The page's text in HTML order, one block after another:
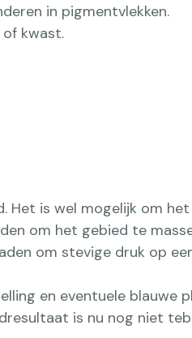
in pigmentvlekken.
kwast.
is wel mogelijk om
om het gebied te
om stevige druk op
en eventuele blauwe
is nu nog niet